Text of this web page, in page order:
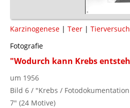
Karzinogenese | Teer | Tierversuch
Fotografie
"Wodurch kann Krebs
um 1956
Bild 6 / "Krebs /
7" (24 Motive)